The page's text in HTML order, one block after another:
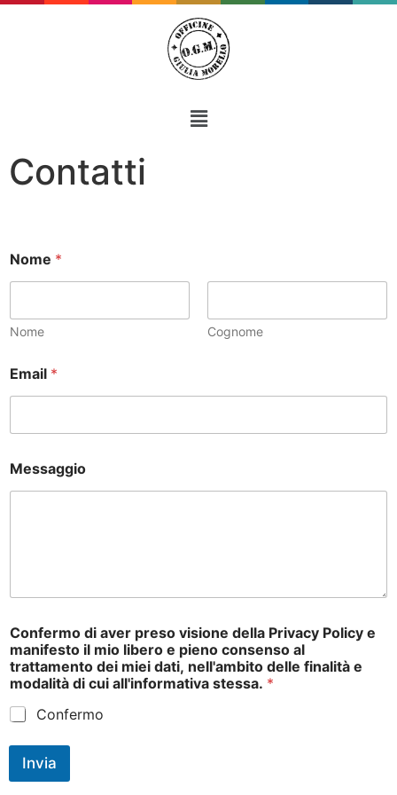
Contatti
v
i
i
o
e
v
i
i
n
Nome *
Nome Cognome
Email *
Messaggio
Confermo di aver preso visione della Privacy Policy e
manifesto il mio libero e pieno consenso al
trattamento dei miei dati, nell'ambito delle finalità e
modalità di cui all'informativa stessa. *
Confermo
Invia